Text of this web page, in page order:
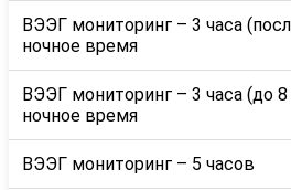
ВЭЭГ мониторинг – 3 часа
ночное время
ВЭЭГ мониторинг – 3 часа (до 8
ночное время
ВЭЭГ мониторинг – 5 часов